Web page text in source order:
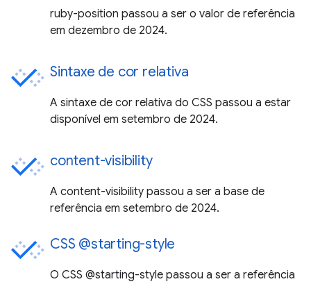
ruby-position passou a ser o valor de referência
em dezembro de 2024.
Sintaxe de cor relativa
A sintaxe de cor relativa do CSS passou a estar
disponível em setembro de 2024.
content-visibility
A content-visibility passou a ser a base de
referência em setembro de 2024.
CSS @starting-style
O CSS @starting-style passou a ser a referência